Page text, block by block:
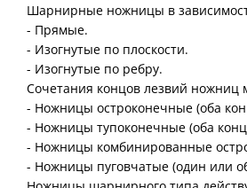
Шарнирные ножницы в
- Прямые.
- Изогнутые по плоскости.
- Изогнутые по ребру.
Сочетания концов лезвий ножниц
- Ножницы остроконечные (оба
- Ножницы тупоконечные (оба
- Ножницы комбинированные
- Ножницы пуговчатые (один или